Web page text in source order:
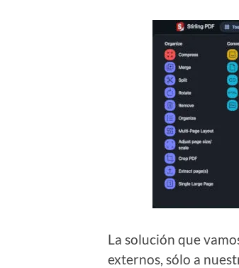
La solución que
externos, sólo a